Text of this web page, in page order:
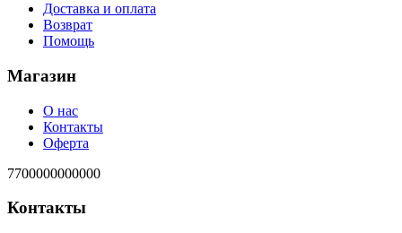
Доставка и оплата
Возврат
Помощь
Магазин
О нас
Контакты
Оферта
7700000000000
Контакты